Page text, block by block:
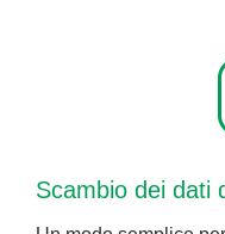
Scambio dei dati